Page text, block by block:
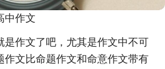
中作文
是作文了吧，尤其是作文中不可
作文比命题作文和命意作文带有